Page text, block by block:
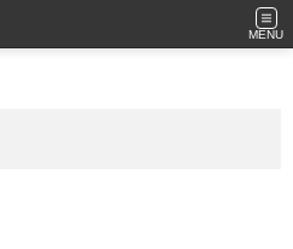
MENU